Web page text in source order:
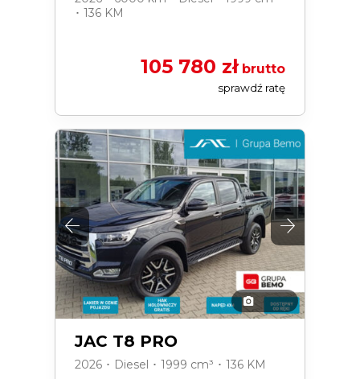
･ 136 KM
105 780 złbrutto
sprawdź ratę
JAC T8 PRO
2026 ･ Diesel ･ 1999 cm³ ･ 136 KM